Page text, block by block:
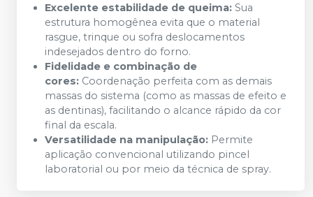
Excelente estabilidade de queima: Sua
estrutura homogênea evita que o material
rasgue, trinque ou sofra deslocamentos
indesejados dentro do forno.
Fidelidade e combinação de
cores: Coordenação perfeita com as demais
massas do sistema (como as massas de efeito e
as dentinas), facilitando o alcance rápido da cor
final da escala.
Versatilidade na manipulação: Permite
aplicação convencional utilizando pincel
laboratorial ou por meio da técnica de spray.